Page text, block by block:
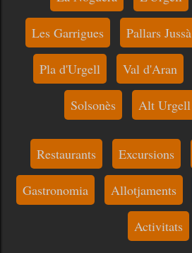
Les Garrigues Pallars Jussà
Pla d'Urgell Val d'Aran
Solsonès Alt Urgell
Restaurants Excursions
Gastronomia Allotjaments
Activitats